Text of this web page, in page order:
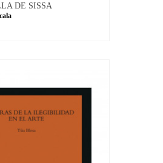
DE SISSA